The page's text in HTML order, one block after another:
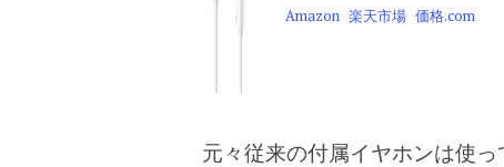
Amazon 楽天市場 価格.com
元々従来の付属イヤホンは使